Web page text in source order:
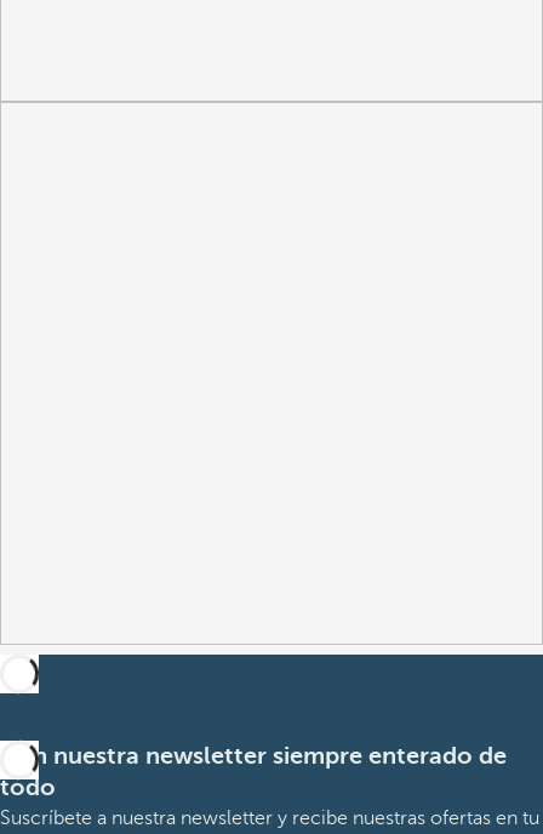
Con nuestra newsletter siempre enterado de
todo
Suscríbete a nuestra newsletter y recibe nuestras ofertas en tu